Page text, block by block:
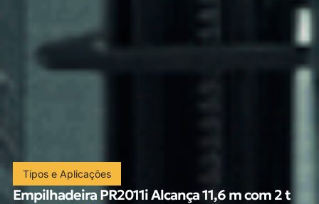
Tipos e Aplicações
Empilhadeira PR2011i Alcança 11,6 m com 2 t